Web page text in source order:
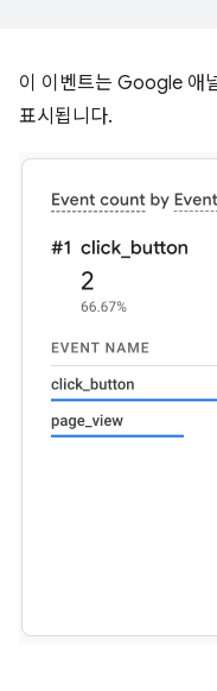
이 이벤트는 Google 애
표시됩니다.